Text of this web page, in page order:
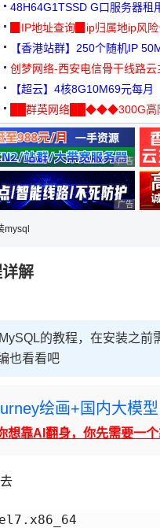
48H64G1TSSD G口服务器租
3000+可免费测试
▉IP地址查询▉ip归属地ip风
【香港站群】250个随机IP
创梦网络-西安电信骨干线路
88元/月
【超云】4核8G10M69元每月
██群英网络██◆◆◆300G高
◆◆◆
选择 广告 商业
选择 广告 商业
mysql
解
的教程，在安装之
也看看吧
绘画+国内大模型
想靠AI翻身，你先需要一个